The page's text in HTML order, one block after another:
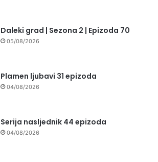
Daleki grad | Sezona 2 | Epizoda 70
05/08/2026
Plamen ljubavi 31 epizoda
04/08/2026
Serija nasljednik 44 epizoda
04/08/2026